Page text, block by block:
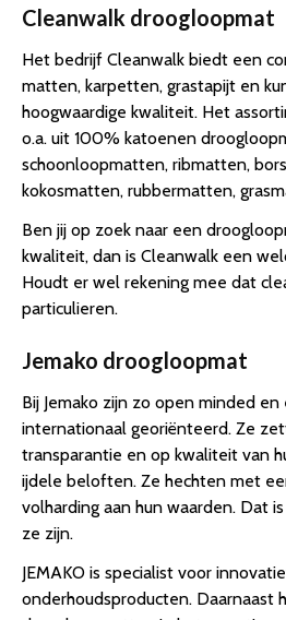
Cleanwalk droogloopmat
Het bedrijf Cleanwalk biedt een
matten, karpetten, grastapijt en
hoogwaardige kwaliteit. Het
o.a. uit 100% katoenen
schoonloopmatten, ribmatten,
kokosmatten, rubbermatten,
Ben jij op zoek naar een
kwaliteit, dan is Cleanwalk een
Houdt er wel rekening mee dat
particulieren.
Jemako droogloopmat
Bij Jemako zijn zo open minded en
internationaal georiënteerd. Ze
transparantie en op kwaliteit van
ijdele beloften. Ze hechten met
volharding aan hun waarden. Dat
ze zijn.
JEMAKO is specialist voor
onderhoudsproducten. Daarnaast